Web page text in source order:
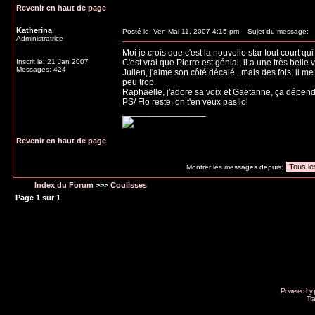
Revenir en haut de page
Katherina
Administratrice
Inscrit le: 21 Jan 2007
Messages: 424
Posté le: Ven Mai 11, 2007 4:15 pm Sujet du message:
Moi je crois que c'est la nouvelle star tout court
C'est vrai que Pierre est génial, il a une très belle
Julien, j'aime son côté décalé...mais des fois, il
peu trop.
Raphaëlle, j'adore sa voix et Gaëtanne, ça
PS/ Flo reste, on t'en veux pas!lol
Revenir en haut de page
Montrer les messages depuis:
Index du Forum >>> Coulisses
Page 1 sur1
Powered by